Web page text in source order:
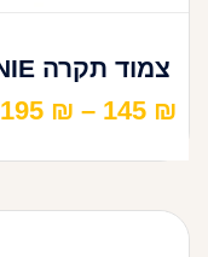
צמוד תקרה ANNIE
145 ₪
–
195 ₪